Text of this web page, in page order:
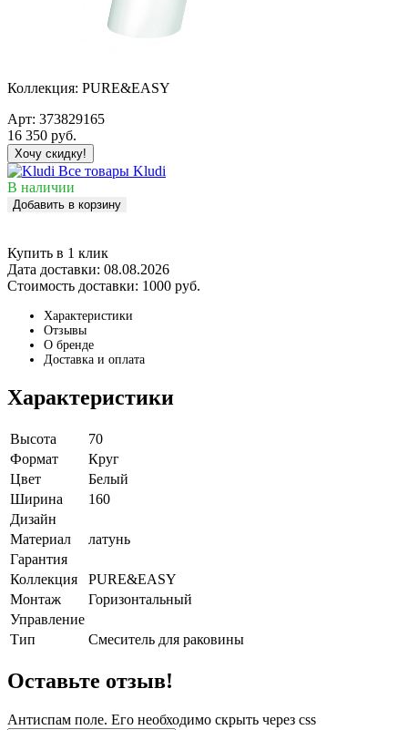
Коллекция: PURE&EASY
Арт: 373829165
16 350 руб.
Хочу скидку!
Все товары Kludi
В наличии
Добавить в корзину
Купить в 1 клик
Дата доставки: 08.08.2026
Стоимость доставки: 1000 руб.
Характеристики
Отзывы
О бренде
Доставка и оплата
Характеристики
Высота
70
Формат
Круг
Цвет
Белый
Ширина
160
Дизайн
Материал
латунь
Гарантия
Коллекция
PURE&EASY
Монтаж
Горизонтальный
Управление
Тип
Смеситель для раковины
Оставьте отзыв!
Антиспам поле. Его необходимо скрыть через css